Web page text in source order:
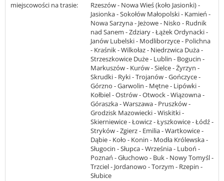
miejscowości na trasie:
Rzeszów - Nowa Wieś (koło Jasionki) -
Jasionka - Sokołów Małopolski - Kamień -
Nowa Sarzyna - Jeżowe - Nisko - Rudnik
nad Sanem - Zdziary - Łążek Ordynacki -
Janów Lubelski - Modliborzyce - Polichna
- Kraśnik - Wilkołaz - Niedrzwica Duża -
Strzeszkowice Duże - Lublin - Bogucin -
Markuszów - Kurów - Sielce - Żyrzyn -
Skrudki - Ryki - Trojanów - Gończyce -
Górzno - Garwolin - Mętne - Lipówki -
Kołbiel - Ostrów - Otwock - Wiązowna -
Góraszka - Warszawa - Pruszków -
Grodzisk Mazowiecki - Wiskitki -
Skierniewice - Łowicz - Łyszkowice - Łódź -
Stryków - Zgierz - Emilia - Wartkowice -
Dąbie - Koło - Konin - Modła Królewska -
Sługocin - Słupca - Września - Luboń -
Poznań - Głuchowo - Buk - Nowy Tomyśl -
Trzciel - Jordanowo - Torzym - Rzepin -
Słubice